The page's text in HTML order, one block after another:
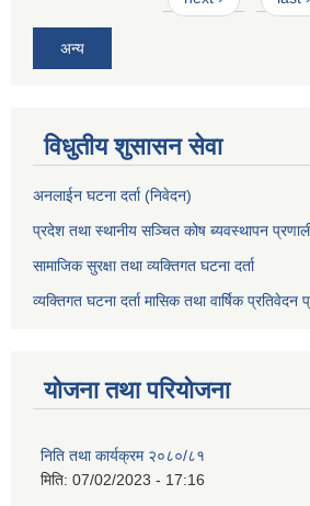
अन्य
विधुतीय शुसासन सेवा
अनलाईन घटना दर्ता (निवेदन)
प्रदेश तथा स्थानीय सञ्चित कोष ब्यवस्थापन
सामाजिक सुरक्षा तथा व्यक्तिगत घटना दर्ता
व्यक्तिगत घटना दर्ता मासिक तथा वार्षिक प्रतिवेदन
योजना तथा परियोजना
निति तथा कार्यक्रम २०८०/८१
मिति: 07/02/2023 - 17:16